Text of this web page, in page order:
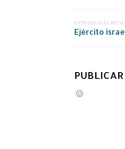
ENTRADA MÁS
Ejército